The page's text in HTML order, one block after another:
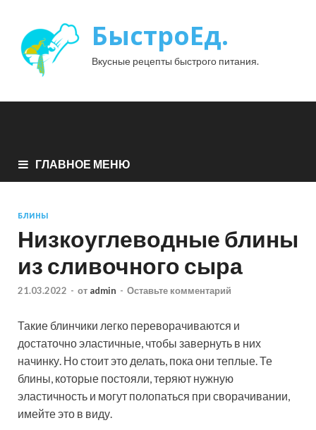
БыстроЕд.
Вкусные рецепты быстрого питания.
ГЛАВНОЕ МЕНЮ
БЛИНЫ
Низкоуглеводные блины
из сливочного сыра
21.03.2022 - от admin - Оставьте комментарий
Такие блинчики легко переворачиваются и
достаточно эластичные, чтобы завернуть в них
начинку. Но стоит это делать, пока они теплые. Те
блины, которые постояли, теряют нужную
эластичность и могут полопаться при сворачивании,
имейте это в виду.